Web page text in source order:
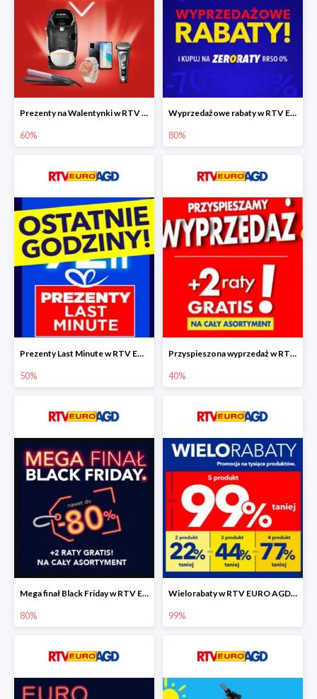
Prezenty na Walentynki w RTV EURO AGD do -60%
60%
Wyprzedażowe rabaty w RTV EURO AGD do -80%
80%
Prezenty Last Minute w RTV EURO AGD do -50%
50%
Przyspieszona wyprzedaż w RTV EURO AGD do -40% - gwarancja dostawy przed Świętami
40%
Mega finał Black Friday w RTV EEURO AGD do -80%
80%
Wielorabaty w RTV EURO AGD do -99%
99%